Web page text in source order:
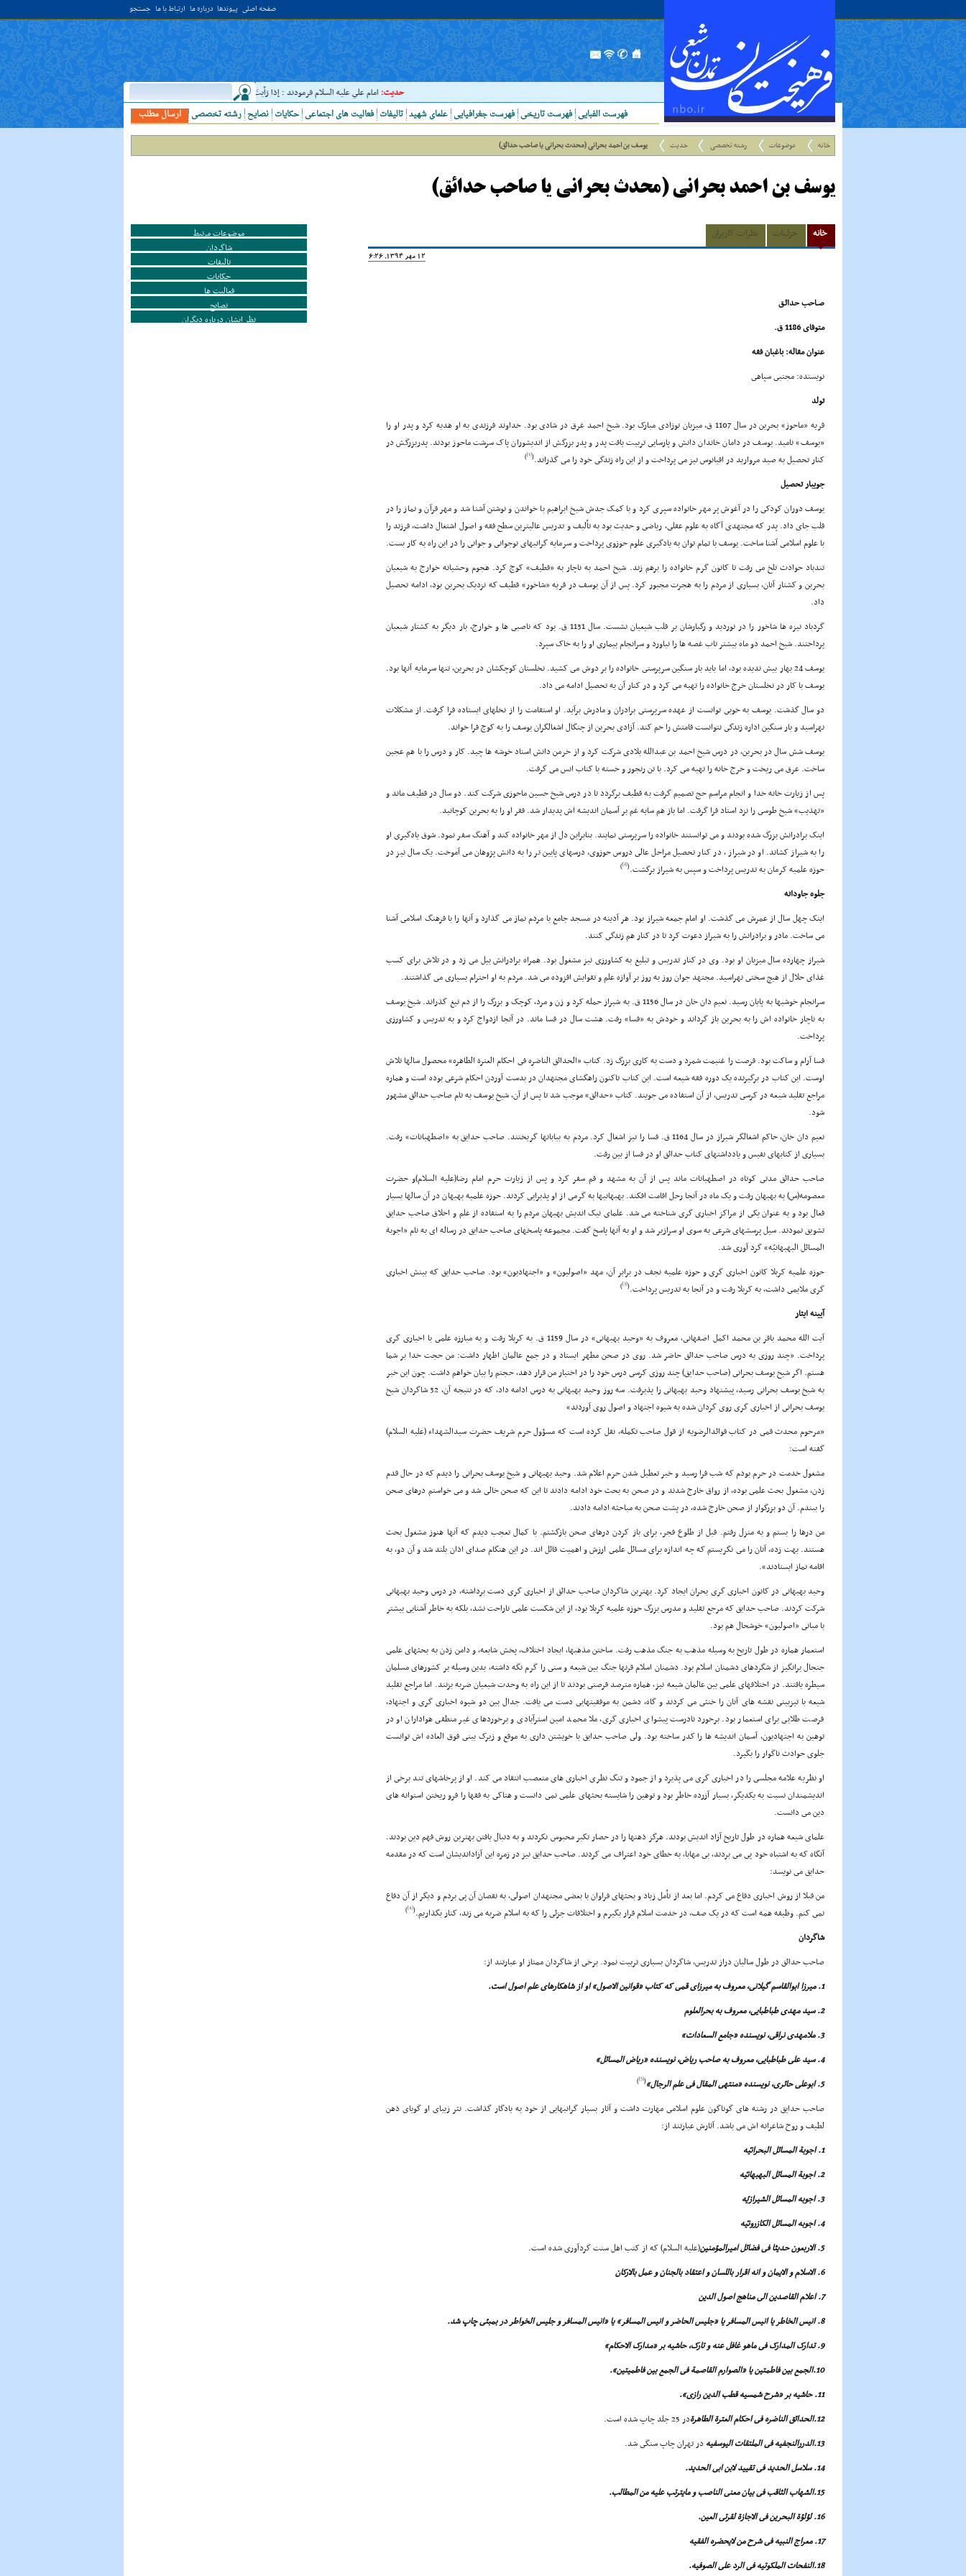
صفحه اصلی پیوندها درباره ما ارتباط با ما جستجو
حدیث:امام علي عليه السلام فرمودند : إذا رَأيتَ عالِما فَکُن لَهُ خادِما ؛ هرگاه دانشمندى ديدى، به او خدمت کن. ( غررالحکم ح ۴۰۴۴ )
ارسال مطلب
رشته تخصصی نصایح حکایات فعالیت های اجتماعی تالیفات علمای شهید فهرست جغرافیایی فهرست تاریخی فهرست الفبایی
خانه موضوعات رشته تخصصی حدیث یوسف بن احمد بحرانی (محدث بحرانی یا صاحب حدائق)
یوسف بن احمد بحرانی (محدث بحرانی یا صاحب حدائق)
خانه جزئیات نظرات کاربران
12 مهر 1394, 16:26
صـاحب حدائـق
متوفاى 1186 ق.
عنوان مقاله: باغبان فقه
نویسنده: مجتبى سپاهى
تولد
قریه «ماحوز» بحرین در سال 1107 ق، میزبان نوزادى مبارک بود. شیخ احمد غرق در شادى بود. خداوند فرزندى به او هدیه کرد و پدر او را
«یوسف» نامید. یوسف در دامان خاندان دانش و پارسایى تربیت یافت پدر و پدر بزرگش از اندیشوران پاک سرشت ماحوز بودند. پدربزرگش در
کنار تحصیل به صید مروارید در اقیانوس نیز مى پرداخت و از این راه زندگى خود را مى گذراند.(
[1]
)
جویبار تحصیل
یوسف دوران کودکى را در آغوش پر مهر خانواده سپرى کرد و با کمک جدش شیخ ابراهیم با خواندن و نوشتن آشنا شد و مهر قرآن و نماز را در
قلب جاى داد. پدر که مجتهدى آگاه به علوم عقلى، ریاضى و حدیث بود به تألیف و تدریس عالیترین سطح فقه و اصول اشتغال داشت، فرزند را
با علوم اسلامى آشنا ساخت. یوسف با تمام توان به یادگیرى علوم حوزوى پرداخت و سرمایه گرانبهاى نوجوانى و جوانى را در این راه به کار بست.
تندباد حوادث تلخ مى رفت تا کانون گرم خانواده را برهم زند. شیخ احمد به ناچار به «قطیف» کوچ کرد. هجوم وحشیانه خوارج به شیعیان
بحرین و کشتار آنان، بسیارى از مردم را به هجرت مجبور کرد. پس از آن یوسف در قریه «شاخور» قطیف که نزدیک بحرین بود، ادامه تحصیل
داد.
گردباد نیزه ها شاخور را در نوردید و رگبارشان بر قلب شیعیان نشست. سال 1131 ق. بود که ناصبى ها و خوارج، بار دیگر به کشتار شیعیان
پرداختند. شیخ احمد دو ماه بیشتر تاب غصه ها را نیاورد و سرانجام بیمارى او را به خاک سپرد.
یوسف 24 بهار بیش ندیده بود، اما باید بار سنگین سرپرستى خانواده را بر دوش مى کشید. نخلستان کوچکشان در بحرین، تنها سرمایه آنها بود.
یوسف با کار در نخلستان خرج خانواده را تهیه مى کرد و در کنار آن به تحصیل ادامه مى داد.
دو سال گذشت. یوسف به خوبى توانست از عهده سرپرستى برادران و مادرش برآید. او استقامت را از نخلهاى ایستاده فرا گرفت. از مشکلات
نهراسید و بار سنگین اداره زندگى نتوانست قامتش را خم کند. آزادى بحرین از چنگال اشغالگران یوسف را به کوچ فرا خواند.
یوسف شش سال در بحرین، در درس شیخ احمد بن عبدالله بلادى شرکت کرد و از خرمن دانش استاد خوشه ها چید. کار و درس را با هم عجین
ساخت. عرق مى ریخت و خرج خانه را تهیه مى کرد. با تن رنجور و خسته با کتاب انس مى گرفت.
پس از زیارت خانه خدا و انجام مراسم حج تصمیم گرفت به قطیف برگردد تا در درس شیخ حسین ماحوزى شرکت کند. دو سال در قطیف ماند و
«تهذیب» شیخ طوسى را نزد استاد فرا گرفت. اما باز هم سایه غم بر آسمان اندیشه اش پدیدار شد. فقر او را به بحرین کوچانید.
اینک برادرانش بزرگ شده بودند و مى توانستند خانواده را سرپرستى نمایند. بنابراین دل از مهر خانواده کند و آهنگ سفر نمود. شوق یادگیرى او
را به شیراز کشاند. او در شیراز ، در کنار تحصیل مراحل عالى دروس حوزوى، درسهاى پایین تر را به دانش پژوهان مى آموخت. یک سال نیز در
حوزه علمیه کرمان به تدریس پرداخت و سپس به شیراز برگشت.(
[2]
)
جلوه جاودانه
اینک چهل سال از عمرش مى گذشت. او امام جمعه شیراز بود. هر آدینه در مسجد جامع با مردم نماز مى گذارد و آنها را با فرهنگ اسلامى آشنا
مى ساخت. مادر و برادرانش را به شیراز دعوت کرد تا در کنار هم زندگى کنند.
شیراز چهارده سال میزبان او بود. وى در کنار تدریس و تبلیغ به کشاورزى نیز مشغول بود. همراه برادرانش بیل مى زد و در تلاش براى کسب
غذاى حلال از هیچ سختى نهراسید. مجتهد جوان روز به روز بر آوازه علم و تقوایش افزوده مى شد. مردم به او احترام بسیارى مى گذاشتند.
سرانجام خوشیها به پایان رسید. نعیم دان خان در سال 1156 ق. به شیراز حمله کرد و زن و مرد، کوچک و بزرگ را از دم تیغ گذراند. شیخ یوسف
به ناچار خانواده اش را به بحرین باز گرداند و خودش به «فسا» رفت. هشت سال در فسا ماند. در آنجا ازدواج کرد و به تدریس و کشاورزى
پرداخت.
فسا آرام و ساکت بود. فرصت را غنیمت شمرد و دست به کارى بزرگ زد. کتاب «الحدائق الناضره فى احکام العترة الطاهره» محصول سالها تلاش
اوست. این کتاب در برگیرنده یک دوره فقه شیعه است. این کتاب تاکنون راهگشاى مجتهدان در بدست آوردن احکام شرعى بوده است و هماره
مراجع تقلید شیعه در کرسى تدریس، از آن استفاده مى جویند. کتاب «حدائق» موجب شد تا پس از آن، شیخ یوسف به نام صاحب حدائق مشهور
شود.
نعیم دان خان، حاکم اشغالگر شیراز در سال 1164 ق. فسا را نیز اشغال کرد. مردم به بیابانها گریختند. صاحب حدایق به «اصطهبانات» رفت.
بسیارى از کتابهاى نفیس و یادداشتهاى کتاب حدائق او در فسا از بین رفت.
صاحب حدائق مدتى کوتاه در اصطهبانات ماند پس از آن به مشهد و قم سفر کرد و پس از زیارت حرم امام رضا(علیه السلام)و حضرت
معصومه(س) به بهبهان رفت و یک ماه در آنجا رحل اقامت افکند. بهبهانیها به گرمى از او پذیرایى کردند. حوزه علمیه بهبهان در آن سالها بسیار
فعال بود و به عنوان یکى از مراکز اخبارى گرى شناخته مى شد. علماى نیک اندیش بهبهان مردم را به استفاده از علم و اخلاق صاحب حدایق
تشویق نمودند. سیل پرسشهاى شرعى به سوى او سرازیر شد و او به آنها پاسخ گفت. مجموعه پاسخهاى صاحب حدایق در رساله اى به نام «اجوبة
المسائل البهبهانیّه» گرد آورى شد.
حوزه علمیه کربلا کانون اخبارى گرى و حوزه علمیه نجف در برابر آن، مهد «اصولیون» و «اجتهادیون» بود. صاحب حدایق که بینش اخبارى
گرى ملایمى داشت، به کربلا رفت و در آنجا به تدریس پرداخت.(
[3]
)
آیینه ایثار
آیت الله محمد باقر بن محمد اکمل اصفهانى، معروف به «وحید بهبهانى» در سال 1159 ق. به کربلا رفت و به مبارزه علمى با اخبارى گرى
پرداخت. «چند روزى به درس صاحب حدائق حاضر شد. روى در صحن مطهر ایستاد و در جمع عالمان اظهار داشت: من حجت خدا بر شما
هستم. اگر شیخ یوسف بحرانى (صاحب حدایق) چند روزى کرسى درس خود را در اختیار من قرار دهد، حجتم را بیان خواهم داشت. چون این خبر
به شیخ یوسف بحرانى رسید، پیشنهاد وحید بهبهانى را پذیرفت. سه روز وحید بهبهانى به درس ادامه داد، که در نتیجه آن، 32 شاگردان شیخ
یوسف بحرانى از اخبارى گرى روى گردان شده به شیوه اجتهاد و اصول روى آوردند»
«مرحوم محدث قمى در کتاب فوائدالرضویه از قول صاحب تکمله، نقل کرده است که مسؤول حرم شریف حضرت سیدالشهداء (علیه السلام)
گفته است:
مشغول خدمت در حرم بودم که شب فرا رسید و خبر تعطیل شدن حرم اعلام شد. وحید بهبهانى و شیخ یوسف بحرانى را دیدم که در حال قدم
زدن، مشغول بحث علمى بوده، از رواق خارج شدند و در صحن به بحث خود ادامه دادند تا این که صحن خالى شد و مى خواستم درهاى صحن
را ببندم. آن دو بزرگوار از صحن خارج شده، در پشت صحن به مباحثه ادامه دادند.
من درها را بستم و به منزل رفتم. قبل از طلوع فجر، براى باز کردن درهاى صحن بازگشتم. با کمال تعجب دیدم که آنها هنوز مشغول بحث
هستند. بهت زده، آنان را مى نگریستم که چه اندازه براى مسائل علمى ارزش و اهمیت قائل اند. در این هنگام صداى اذان بلند شد و آن دو، به
اقامه نماز ایستادند».
وحید بهبهانى در کانون اخبارى گرى بحران ایجاد کرد. بهترین شاگردان صاحب حدائق از اخبارى گرى دست برداشته، در درس وحید بهبهانى
شرکت کردند. صاحب حدایق که مرجع تقلید و مدرس بزرگ حوزه علمیه کربلا بود، از این شکست علمى ناراحت نشد، بلکه به خاطر آشنایى بیشتر
با مبانى «اصولیون» خوشحال هم بود.
استعمار هماره در طول تاریخ به وسیله مذهب به جنگ مذهب رفت. ساختن مذهبها، ایجاد اختلاف، پخش شایعه، و دامن زدن به بحثهاى علمى
جنجال برانگیز از شگردهاى دشمنان اسلام بود. دشمنان اسلام قرنها جنگ بین شیعه و سنى را گرم نگه داشته، بدین وسیله بر کشورهاى مسلمان
سیطره یافتند. در اختلافهاى علمى بین عالمان شیعه نیز، هماره مترصد فرصتى بودند تا از این راه به وحدت شیعیان ضربه بزنند. اما مراجع تقلید
شیعه با تیزبینى نقشه هاى آنان را خنثى مى کردند و گاه، دشمن به موفقیتهایى دست مى یافت. جدال بین دو شیوه اخبارى گرى و اجتهاد،
فرصت طلایى براى استعمار بود. برخورد نادرست پیشواى اخبارى گرى، ملا محمد امین استرآبادى و برخوردهاى غیر منطقى هواداران او در
توهین به اجتهادیون، آسمان اندیشه ها را کدر ساخته بود. ولى صاحب حدایق با خویشتن دارى به موقع و زیرک بینى فوق العاده اش توانست
جلوى حوادث ناگوار را بگیرد.
او نظریه علامه مجلسى را در اخبارى گرى مى پذیرد و از جمود و تنگ نظرى اخبارى هاى متعصب انتقاد مى کند. او از پرخاشهاى تند برخى از
اندیشمندان نسبت به یکدیگر، بسیار آزرده خاطر بود و توهین را شایسته بحثهاى علمى نمى دانست و هتاکى به فقها را فرو ریختن استوانه هاى
دین مى دانست.
علماى شیعه هماره در طول تاریخ آزاد اندیش بودند. هرگز ذهنها را در حصار تکبر محبوس نکردند و به دنبال یافتن بهترین روش فهم دین بودند.
آنگاه که به اشتباه خود پى مى بردند، بى مهابا، به خطاى خود اعتراف مى کردند. صاحب حدایق نیز در زمره این آزاداندیشان است که در مقدمه
حدایق مى نویسد:
من قبلا از روش اخبارى دفاع مى کردم. اما بعد از تأمل زیاد و بحثهاى فراوان با بعضى مجتهدان اصولى، به نقصان آن پى بردم و دیگر از آن دفاع
نمى کنم. وظیفه همه است که در یک صف، در خدمت اسلام قرار بگیرم و اختلافات جزئى را که به اسلام ضربه مى زند، کنار بگذاریم.(
[4]
)
شاگردان
صاحب حدائق در طول سالیان دراز تدریس، شاگردان بسیارى تربیت نمود. برخى از شاگردان ممتاز او عبارتند از:
1. میرزا ابوالقاسم گیلانى، معروف به میرزاى قمى که کتاب «قوانین الاصول» او از شاهکارهاى علم اصول است.
2. سید مهدى طباطبایى، معروف به بحرالعلوم
3. ملامهدى نراقى، نویسنده «جامع السعادات»
4. سید على طباطبایى، معروف به صاحب ریاض، نویسنده «ریاض المسائل»
5. ابوعلى حائرى، نویسنده «منتهى المقال فى علم الرجال»
(
[5]
)
صاحب حدایق در رشته هاى گوناگون علوم اسلامى مهارت داشت و آثار بسیار گرانبهایى از خود به یادگار گذاشت. نثر زیباى او گویاى ذهن
لطیف و روح شاعرانه اش مى باشد. آثارش عبارتند از:
1. اجوبة المسائل البحرانیّه
2. اجوبة المسائل البهبهانیّه
3. اجوبه المسائل الشیرازیّه
4. اجوبه المسائل الکازرونیّه
5. الاربعون حدیثا فى فضائل امیرالمؤمنین
(علیه السلام)که از کتب اهل سنت گردآورى شده است.
6. الاسلام و الایمان و انه اقرار باللسان و اعتقاد بالجنان و عمل بالارکان
7. اعلام القاصدین الى مناهج اصول الدین
8. انیس الخاطر یا انیس المسافر یا «جلیس الحاضر و انیس المسافر» یا «انیس المسافر و جلیس الخواطر در بمبئى چاپ شد.
9. تدارک المدارک فى ماهو غافل عنه و تارک، حاشیه بر «مدارک الاحکام»
10.الجمع بین فاطمتین یا «الصوارم القاصمة فى الجمع بین فاطمیتین».
11. حاشیه بر «شرح شمسیه قطب الدین رازى».
12.الحدائق الناضره فى احکام العترة الطاهرة
در 25 جلد چاپ شده است.
13.الدررالنجفیه فى الملتقات الیوسفیه
در تهران چاپ سنگى شد.
14. سلاسل الحدید فى تقیید لابن ابى الحدید.
15.الشهاب الثاقب فى بیان معنى الناصب و مایترتب علیه من المطالب.
16. لؤلؤة البحرین فى الاجازة لقرتى العین.
17. معراج النبیه فى شرح من لایحضره الفقیه
18.النفحات الملکوتیه فى الرد على الصوفیه.
موضوعات مرتبط
شاگردان
تالیفات
حکایات
فعالیت ها
نصایح
نظر ایشان درباره دیگران